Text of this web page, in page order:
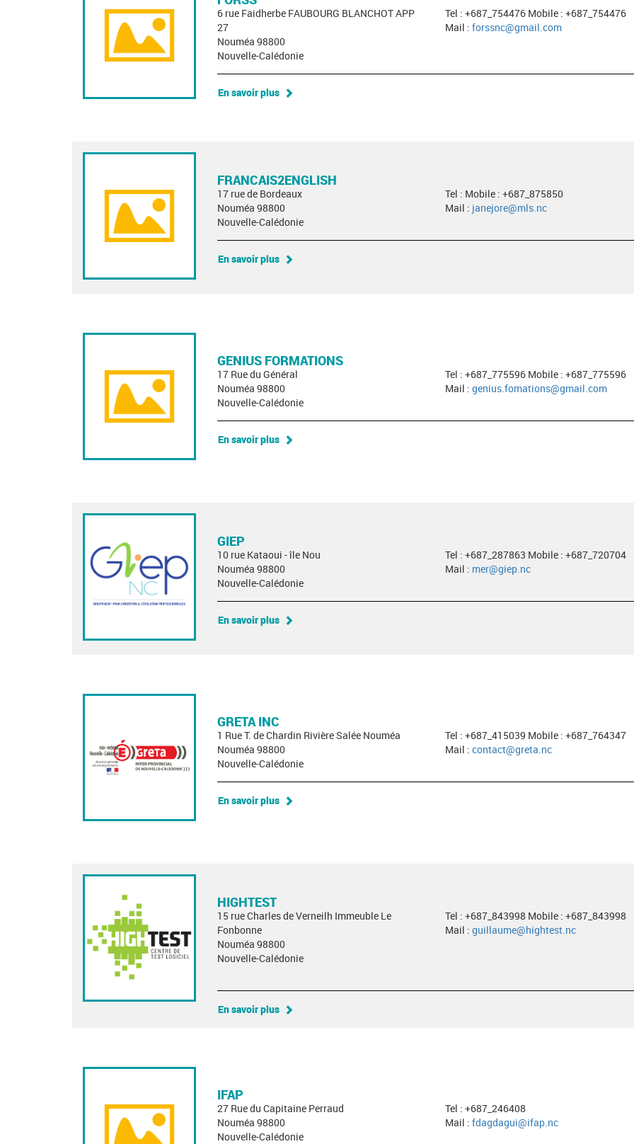
6 rue Faidherbe FAUBOURG BLANCHOT APP
27
Nouméa 98800
Nouvelle-Calédonie
Tel : +687_754476 Mobile : +687_754476
Mail : forssnc@gmail.com
En savoir plus
FRANCAIS2ENGLISH
17 rue de Bordeaux
Nouméa 98800
Nouvelle-Calédonie
Tel : Mobile : +687_875850
Mail : janejore@mls.nc
En savoir plus
GENIUS FORMATIONS
17 Rue du Général
Nouméa 98800
Nouvelle-Calédonie
Tel : +687_775596 Mobile : +687_775596
Mail : genius.fomations@gmail.com
En savoir plus
GIEP
10 rue Kataoui - île Nou
Nouméa 98800
Nouvelle-Calédonie
Tel : +687_287863 Mobile : +687_720704
Mail : mer@giep.nc
En savoir plus
GRETA INC
1 Rue T. de Chardin Rivière Salée Nouméa
Nouméa 98800
Nouvelle-Calédonie
Tel : +687_415039 Mobile : +687_764347
Mail : contact@greta.nc
En savoir plus
HIGHTEST
15 rue Charles de Verneilh Immeuble Le
Fonbonne
Nouméa 98800
Nouvelle-Calédonie
Tel : +687_843998 Mobile : +687_843998
Mail : guillaume@hightest.nc
En savoir plus
IFAP
27 Rue du Capitaine Perraud
Nouméa 98800
Nouvelle-Calédonie
Tel : +687_246408
Mail : fdagdagui@ifap.nc